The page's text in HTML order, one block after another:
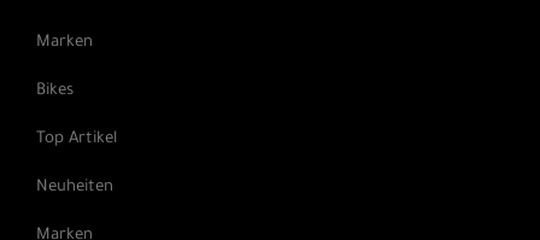
Marken
Bikes
Top Artikel
Neuheiten
Marken